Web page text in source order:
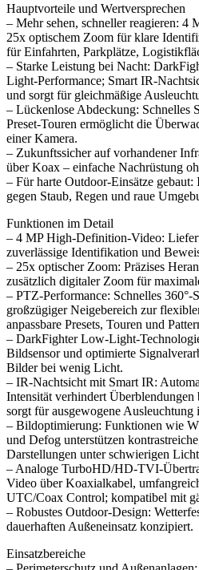
Hauptvorteile und Wertversprechen
– Mehr sehen, schneller reagieren:
25x optischem Zoom für klare
für Einfahrten, Parkplätze,
– Starke Leistung bei Nacht:
Light-Performance; Smart IR-
und sorgt für gleichmäßige
– Lückenlose Abdeckung: Schnelles
Preset-Touren ermöglicht die
einer Kamera.
– Zukunftssicher auf vorhandener
über Koax – einfache Nachrüstung
– Für harte Outdoor-Einsätze gebaut:
gegen Staub, Regen und raue
Funktionen im Detail
– 4 MP High-Definition-Video:
zuverlässige Identifikation und
– 25x optischer Zoom: Präzises
zusätzlich digitaler Zoom für
– PTZ-Performance: Schnelles 360°-
großzügiger Neigebereich zur
anpassbare Presets, Touren und
– DarkFighter Low-Light-
Bildsensor und optimierte
Bilder bei wenig Licht.
– IR-Nachtsicht mit Smart IR:
Intensität verhindert
sorgt für ausgewogene Ausleuchtung
– Bildoptimierung: Funktionen wie
und Defog unterstützen
Darstellungen unter schwierigen
– Analoge TurboHD/HD-TVI-
Video über Koaxialkabel,
UTC/Coax Control; kompatibel mit
– Robustes Outdoor-Design:
dauerhaften Außeneinsatz konzipiert.
Einsatzbereiche